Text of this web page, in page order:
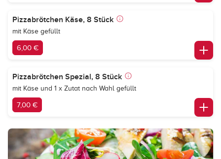
Pizzabrötchen Käse, 8 Stück
mit Käse gefüllt
6,00 €
Pizzabrötchen Spezial, 8 Stück
mit Käse und 1 x Zutat nach Wahl gefüllt
7,00 €